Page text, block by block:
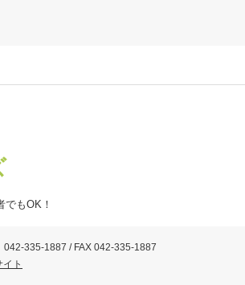
でもOK！
042-335-1887 / FAX 042-335-1887
ト